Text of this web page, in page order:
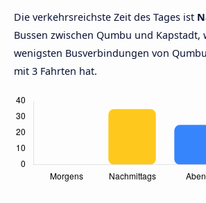
Die verkehrsreichste Zeit des Tages ist
Bussen zwischen Qumbu und Kapstadt,
wenigsten Busverbindungen von
mit 3 Fahrten hat.